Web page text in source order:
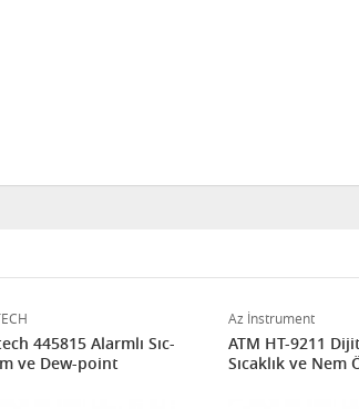
445815 Alarmlı Sıc-
ve Dew-point
Az İnstrument
ATM HT-9211
Sıcaklık ve Nem